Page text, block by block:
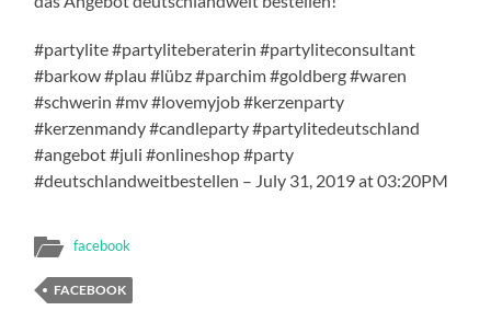
#partylite #partyliteberaterin #partyliteconsultant
#barkow #plau #lübz #parchim #goldberg #waren
#schwerin #mv #lovemyjob #kerzenparty
#kerzenmandy #candleparty #partylitedeutschland
#angebot #juli #onlineshop #party
#deutschlandweitbestellen – July 31, 2019 at 03:20PM
facebook
FACEBOOK